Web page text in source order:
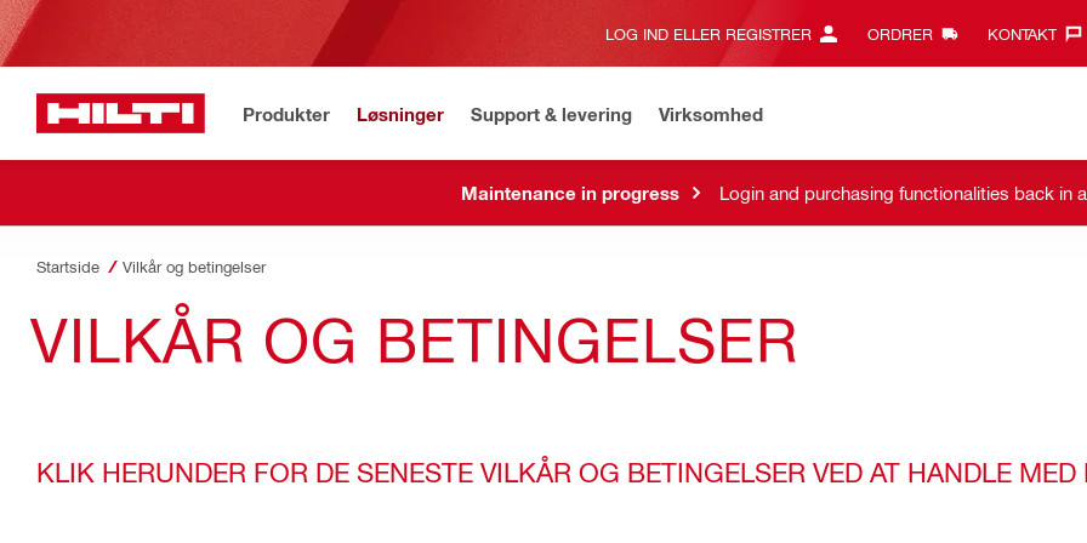
LOG IND ELLER REGISTRER ORDRER KONTAKT‎
Produkter Løsninger Support & levering Virksomhed
Maintenance in progress Login and purchasing functionalities back in
Startside Vilkår og betingelser
VILKÅR OG BETINGELSER
KLIK HERUNDER FOR DE SENESTE VILKÅR OG BETINGELSER VED AT HANDLE MED